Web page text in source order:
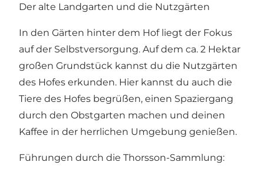
Der alte Landgarten und die Nutzgärten
In den Gärten hinter dem Hof liegt der Fokus
auf der Selbstversorgung. Auf dem ca. 2 Hektar
großen Grundstück kannst du die Nutzgärten
des Hofes erkunden. Hier kannst du auch die
Tiere des Hofes begrüßen, einen Spaziergang
durch den Obstgarten machen und deinen
Kaffee in der herrlichen Umgebung genießen.
Führungen durch die Thorsson-Sammlung: